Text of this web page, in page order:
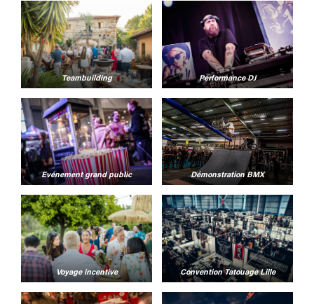
Teambuilding Performance DJ
Evénement grand public Démonstration BMX
Voyage incentive Convention Tatouage Lille